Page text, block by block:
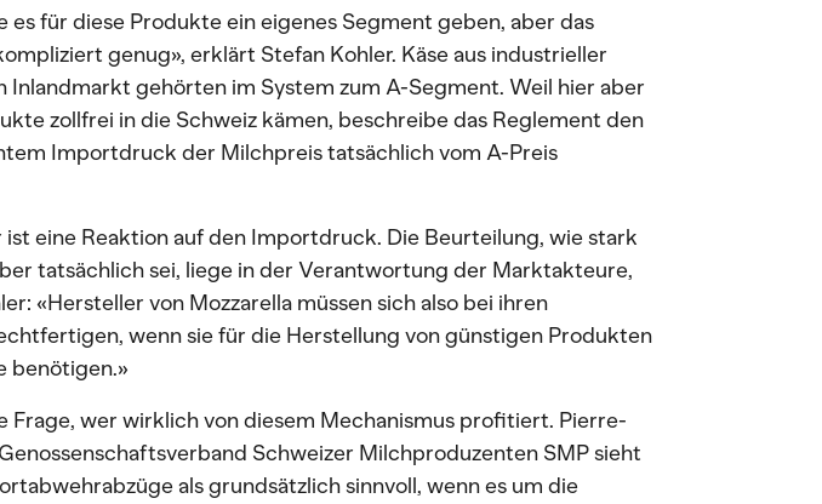
es für diese Produkte ein eigenes Segment geben, aber das
genug», erklärt Stefan Kohler. Käse aus industrieller
Inlandmarkt gehörten im System zum A-Segment. Weil hier aber
zollfrei in die Schweiz kämen, beschreibe das Reglement den
Importdruck der Milchpreis tatsächlich vom A-Preis
eine Reaktion auf den Importdruck. Die Beurteilung, wie stark
tatsächlich sei, liege in der Verantwortung der Marktakteure,
«Hersteller von Mozzarella müssen sich also bei ihren
wenn sie für die Herstellung von günstigen Produkten
benötigen.»
Frage, wer wirklich von diesem Mechanismus profitiert. Pierre-
Schweizer Milchproduzenten SMP sieht
als grundsätzlich sinnvoll, wenn es um die